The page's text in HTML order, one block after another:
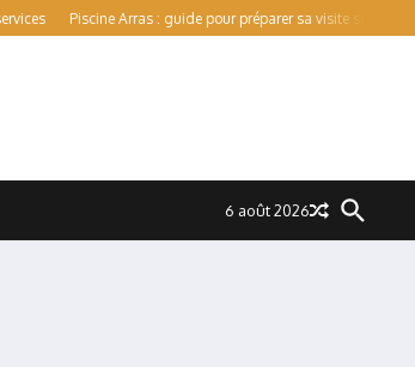
Piscine Arras : guide pour préparer sa visite sans mauvaise
6 août 2026